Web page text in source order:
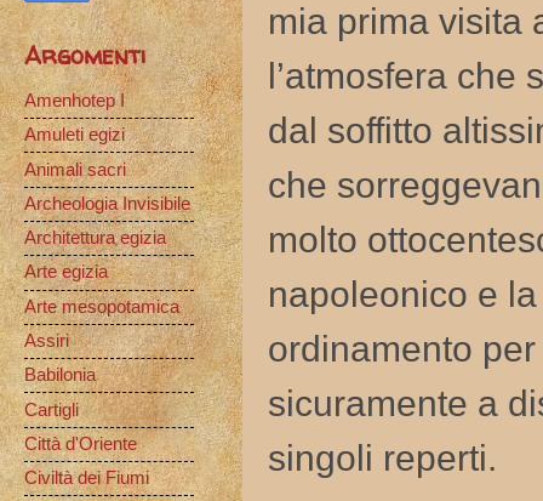
mia prima visita
l’atmosfera
dal soffitto
che
molto
napoleonico e
ordinamento
sicuramente a
singoli reperti.
Argomenti
Amenhotep I
Amuleti egizi
Animali sacri
Archeologia Invisibile
Architettura egizia
Arte egizia
Arte mesopotamica
Assiri
Babilonia
Cartigli
Città d'Oriente
Civiltà dei Fiumi